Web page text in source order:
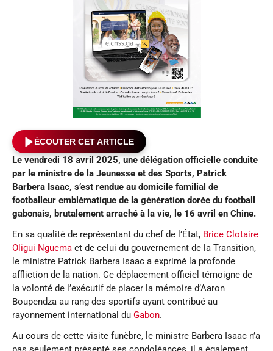
ÉCOUTER CET ARTICLE
Le vendredi 18 avril 2025, une délégation officielle conduite
par le ministre de la Jeunesse et des Sports, Patrick
Barbera Isaac, s’est rendue au domicile familial de
footballeur emblématique de la génération dorée du football
gabonais, brutalement arraché à la vie, le 16 avril en Chine.
En sa qualité de représentant du chef de l’État, Brice Clotaire
Oligui Nguema et de celui du gouvernement de la Transition,
le ministre Patrick Barbera Isaac a exprimé la profonde
affliction de la nation. Ce déplacement officiel témoigne de
la volonté de l’exécutif de placer la mémoire d’Aaron
Boupendza au rang des sportifs ayant contribué au
rayonnement international du Gabon.
Au cours de cette visite funèbre, le ministre Barbera Isaac n’a